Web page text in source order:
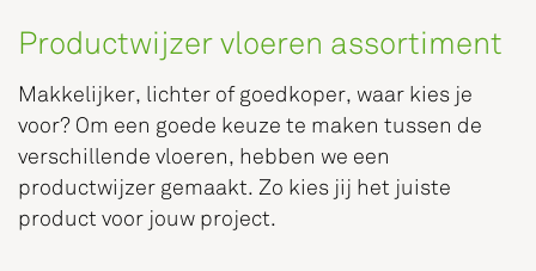
Productwijzer vloeren assortiment
Makkelijker, lichter of goedkoper, waar kies je
voor? Om een goede keuze te maken tussen de
verschillende vloeren, hebben we een
productwijzer gemaakt. Zo kies jij het juiste
product voor jouw project.